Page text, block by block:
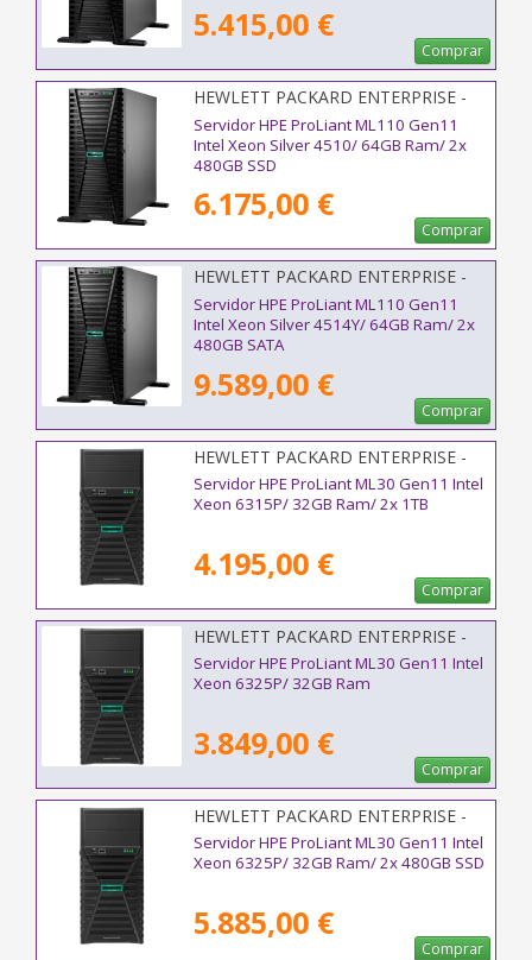
5.415,00 €
Comprar
HEWLETT PACKARD ENTERPRISE -
P71659-425
Servidor HPE ProLiant ML110 Gen11
Intel Xeon Silver 4510/ 64GB Ram/ 2x
480GB SSD
6.175,00 €
Comprar
HEWLETT PACKARD ENTERPRISE -
P83112-425
Servidor HPE ProLiant ML110 Gen11
Intel Xeon Silver 4514Y/ 64GB Ram/ 2x
480GB SATA
9.589,00 €
Comprar
HEWLETT PACKARD ENTERPRISE -
P87461-425
Servidor HPE ProLiant ML30 Gen11 Intel
Xeon 6315P/ 32GB Ram/ 2x 1TB
4.195,00 €
Comprar
HEWLETT PACKARD ENTERPRISE -
P85579-425
Servidor HPE ProLiant ML30 Gen11 Intel
Xeon 6325P/ 32GB Ram
3.849,00 €
Comprar
HEWLETT PACKARD ENTERPRISE -
P87464-425
Servidor HPE ProLiant ML30 Gen11 Intel
Xeon 6325P/ 32GB Ram/ 2x 480GB SSD
5.885,00 €
Comprar